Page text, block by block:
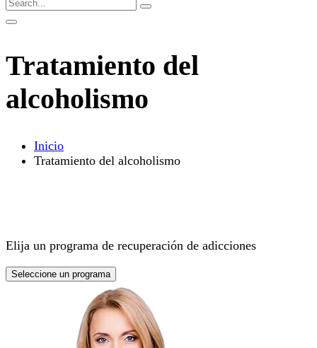
Tratamiento del
alcoholismo
Inicio
Tratamiento del alcoholismo
Elija un programa de recuperación de adicciones
Seleccione un programa